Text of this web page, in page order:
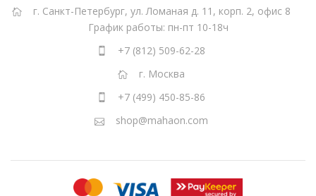
г. Санкт-Петербург, ул. Ломаная д. 11, корп. 2, офис 8
График работы: пн-пт 10-18ч
+7 (812) 509-62-28
г. Москва
+7 (499) 450-85-86
shop@mahaon.com